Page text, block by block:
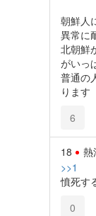
朝鮮人
異常に
北朝鮮
がいっ
普通の
ります
6
18 熱
>>1
憤死す
0